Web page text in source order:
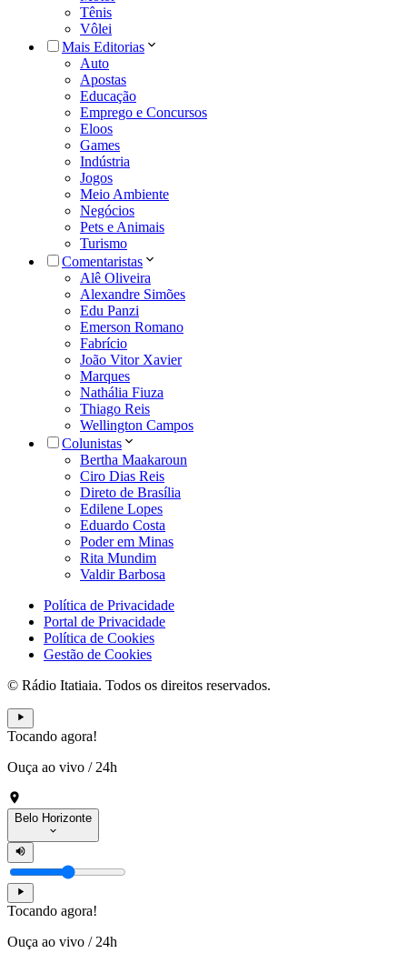
Tênis
Vôlei
Mais Editorias
Auto
Apostas
Educação
Emprego e Concursos
Eloos
Games
Indústria
Jogos
Meio Ambiente
Negócios
Pets e Animais
Turismo
Comentaristas
Alê Oliveira
Alexandre Simões
Edu Panzi
Emerson Romano
Fabrício
João Vitor Xavier
Marques
Nathália Fiuza
Thiago Reis
Wellington Campos
Colunistas
Bertha Maakaroun
Ciro Dias Reis
Direto de Brasília
Edilene Lopes
Eduardo Costa
Poder em Minas
Rita Mundim
Valdir Barbosa
Política de Privacidade
Portal de Privacidade
Política de Cookies
Gestão de Cookies
© Rádio Itatiaia. Todos os direitos reservados.
Tocando agora!
Ouça ao vivo / 24h
Belo Horizonte
Tocando agora!
Ouça ao vivo / 24h